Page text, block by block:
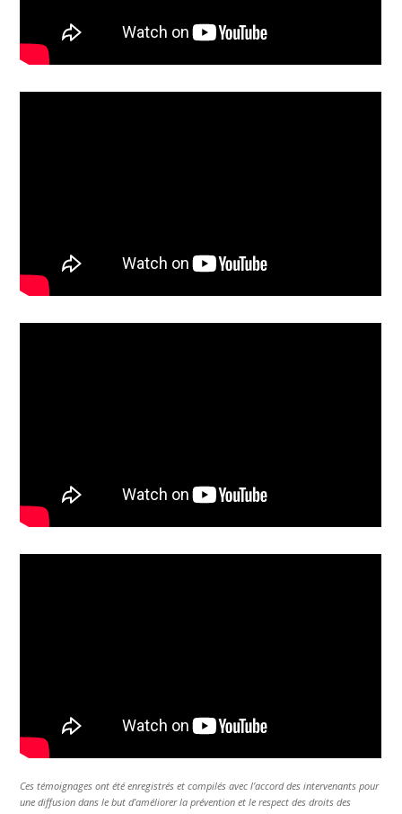
Ces témoignages ont été enregistrés et compilés avec l’accord des intervenants pour
une diffusion dans le but d’améliorer la prévention et le respect des droits des